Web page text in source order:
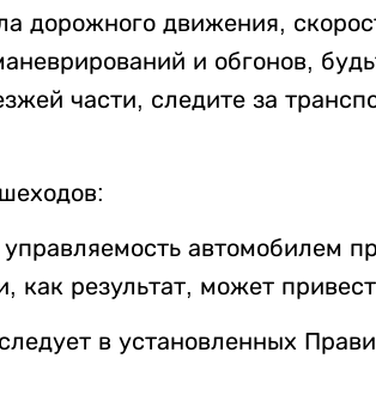
дорожного движения,
и обгонов,
части, следите за
автомобилем
как результат, может
в установленных